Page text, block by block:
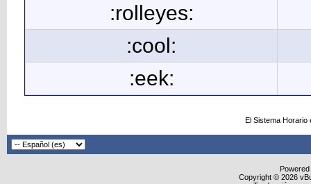
:rolleyes:
:cool:
:eek:
El Sistema
Copyright © 2026